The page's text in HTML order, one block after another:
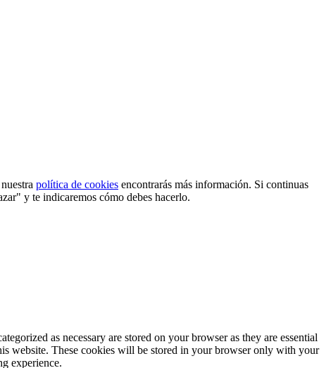
política de cookies encontrarás más información. Si continuas
y te indicaremos cómo debes hacerlo.
as necessary are stored on your browser as they are essential
website. These cookies will be stored in your browser only with your
experience.